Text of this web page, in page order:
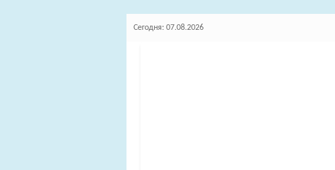
Сегодня: 07.08.2026